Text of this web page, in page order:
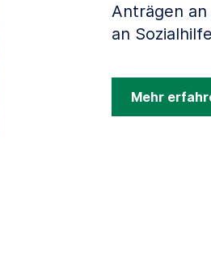
Anträgen
an
Mehr